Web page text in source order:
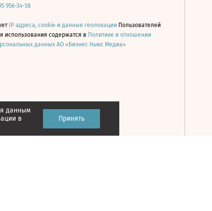
данным
в
Принять
956-34-58
IP адреса, cookie и данные геолокации Пользователей
использования содержатся в Политике в отношении
данных АО «Бизнес Ньюс Медиа»